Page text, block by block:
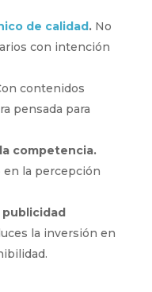
de calidad.No
con intención
contenidos
pensada para
competencia.
en la percepción
publicidad
la inversión en